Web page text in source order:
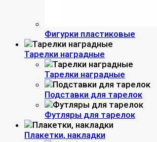
Фигурки пластиковые
Тарелки наградные
Тарелки наградные
Подставки для тарелок
Футляры для тарелок
Плакетки, накладки